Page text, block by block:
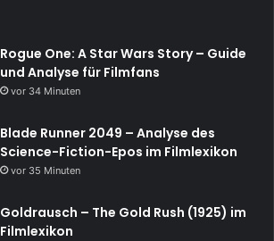
Rogue One: A Star Wars Story – Guide
und Analyse für Filmfans
vor 34 Minuten
Blade Runner 2049 – Analyse des
Science-Fiction-Epos im Filmlexikon
vor 35 Minuten
Goldrausch – The Gold Rush (1925) im
Filmlexikon